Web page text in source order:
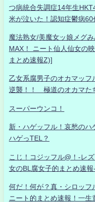
つ病統合失調症14年生
米が泣いた！認知症鬱病
魔法熟女/美魔女ッ娘メグ
MAX！ ニート仙人仙女の
まとめ速報Z)]
乙女系腐男子のオカマッ
逆襲！！ 極道のオカマた
スーパーウンコ！
新・ハゲッフル！哀愁のハ
ハゲっTEL？
こじ！コジッフル@！-レ
女のBL腐女子的まとめ速報-
何だ！何が？真・シロッ
ニート的まとめ速報！一生